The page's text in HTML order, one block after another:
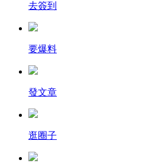
去簽到
要爆料
發文章
逛圈子